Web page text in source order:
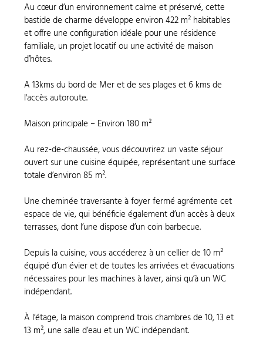
Au cœur d’un environnement calme et préservé, cette
bastide de charme développe environ 422 m² habitables
et offre une configuration idéale pour une résidence
familiale, un projet locatif ou une activité de maison
d’hôtes.
A 13kms du bord de Mer et de ses plages et 6 kms de
l'accès autoroute.
Maison principale – Environ 180 m²
Au rez-de-chaussée, vous découvrirez un vaste séjour
ouvert sur une cuisine équipée, représentant une surface
totale d’environ 85 m².
Une cheminée traversante à foyer fermé agrémente cet
espace de vie, qui bénéficie également d’un accès à deux
terrasses, dont l’une dispose d’un coin barbecue.
Depuis la cuisine, vous accéderez à un cellier de 10 m²
équipé d’un évier et de toutes les arrivées et évacuations
nécessaires pour les machines à laver, ainsi qu’à un WC
indépendant.
À l’étage, la maison comprend trois chambres de 10, 13 et
13 m², une salle d’eau et un WC indépendant.